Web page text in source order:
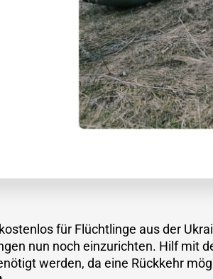
für Flüchtlinge aus der
nun noch einzurichten. Hilf mit
werden, da eine Rückkehr